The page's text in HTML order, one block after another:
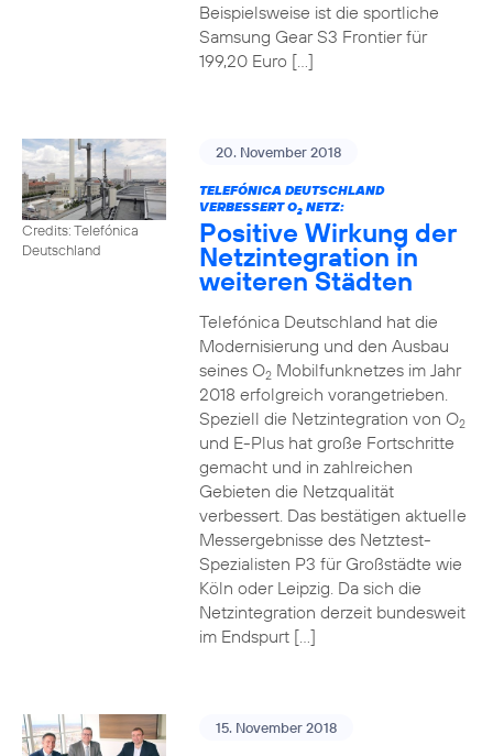
Beispielsweise ist die sportliche
Samsung Gear S3 Frontier für
199,20 Euro […]
Credits: Telefónica
Deutschland
20. November 2018
TELEFÓNICA DEUTSCHLAND
VERBESSERT O2NETZ:
Positive Wirkung der
Netzintegration in
weiteren Städten
Telefónica Deutschland hat die
Modernisierung und den Ausbau
seines O2Mobilfunknetzes im Jahr
2018 erfolgreich vorangetrieben.
Speziell die Netzintegration von O2
und E-Plus hat große Fortschritte
gemacht und in zahlreichen
Gebieten die Netzqualität
verbessert. Das bestätigen aktuelle
Messergebnisse des Netztest-
Spezialisten P3 für Großstädte wie
Köln oder Leipzig. Da sich die
Netzintegration derzeit bundesweit
im Endspurt […]
15. November 2018